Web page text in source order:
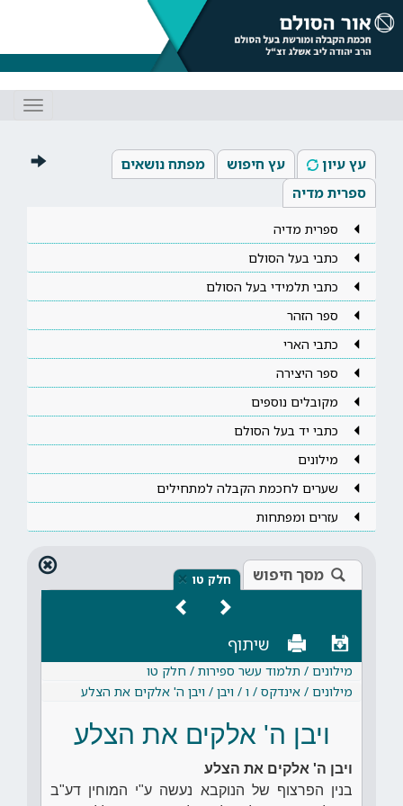
עץ עיון עץ חיפוש
מפתח נושאים
ספרית מדיה
ספרית מדיה
כתבי בעל הסולם
כתבי תלמידי בעל הסולם
ספר הזהר
כתבי הארי
ספר היצירה
מקובלים נוספים
כתבי יד בעל הסולם
מילונים
שערים לחכמת הקבלה למתחילים
עזרים ומפתחות
מסך חיפוש חלק טו ×
שיתוף
מילונים / תלמוד עשר ספירות / חלק טו
מילונים / אינדקס / ו / ויבן / ויבן ה' אלקים את הצלע
ויבן ה' אלקים את הצלע
ויבן ה' אלקים את הצלע
בנין הפרצוף של הנוקבא נעשה ע"י המוחין דע"ב